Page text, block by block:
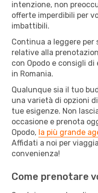
intenzione, non
offerte imperdibili per
imbattibili.
Continua a leggere
relative alla
con Opodo e consigli
in Romania.
Qualunque sia il tuo
una varietà di opzioni
tue esigenze. Non
occasione e prenota
Opodo, la più grande
Affidati a noi per
convenienza!
Come prenotare